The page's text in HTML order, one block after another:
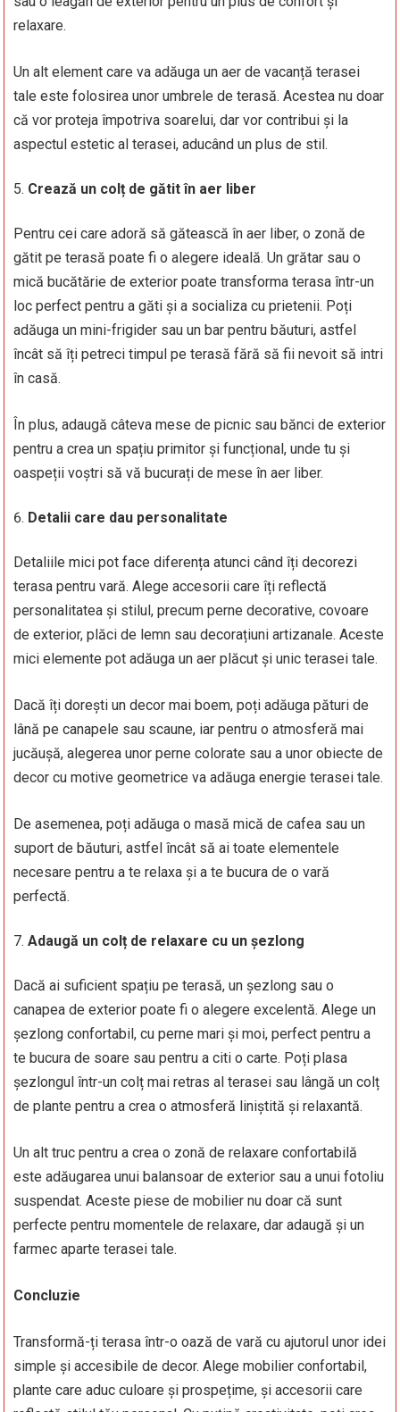
relaxare.
Un alt element care va adăuga un aer de vacanță terasei
tale este folosirea unor umbrele de terasă. Acestea nu doar
că vor proteja împotriva soarelui, dar vor contribui și la
aspectul estetic al terasei, aducând un plus de stil.
Crează un colț de gătit în aer liber
Pentru cei care adoră să gătească în aer liber, o zonă de
gătit pe terasă poate fi o alegere ideală. Un grătar sau o
mică bucătărie de exterior poate transforma terasa într-un
loc perfect pentru a găti și a socializa cu prietenii. Poți
adăuga un mini-frigider sau un bar pentru băuturi, astfel
încât să îți petreci timpul pe terasă fără să fii nevoit să intri
în casă.
În plus, adaugă câteva mese de picnic sau bănci de exterior
pentru a crea un spațiu primitor și funcțional, unde tu și
oaspeții voștri să vă bucurați de mese în aer liber.
Detalii care dau personalitate
Detaliile mici pot face diferența atunci când îți decorezi
terasa pentru vară. Alege accesorii care îți reflectă
personalitatea și stilul, precum perne decorative, covoare
de exterior, plăci de lemn sau decorațiuni artizanale. Aceste
mici elemente pot adăuga un aer plăcut și unic terasei tale.
Dacă îți dorești un decor mai boem, poți adăuga pături de
lână pe canapele sau scaune, iar pentru o atmosferă mai
jucăușă, alegerea unor perne colorate sau a unor obiecte de
decor cu motive geometrice va adăuga energie terasei tale.
De asemenea, poți adăuga o masă mică de cafea sau un
suport de băuturi, astfel încât să ai toate elementele
necesare pentru a te relaxa și a te bucura de o vară
perfectă.
Adaugă un colț de relaxare cu un șezlong
Dacă ai suficient spațiu pe terasă, un șezlong sau o
canapea de exterior poate fi o alegere excelentă. Alege un
șezlong confortabil, cu perne mari și moi, perfect pentru a
te bucura de soare sau pentru a citi o carte. Poți plasa
șezlongul într-un colț mai retras al terasei sau lângă un colț
de plante pentru a crea o atmosferă liniștită și relaxantă.
Un alt truc pentru a crea o zonă de relaxare confortabilă
este adăugarea unui balansoar de exterior sau a unui fotoliu
suspendat. Aceste piese de mobilier nu doar că sunt
perfecte pentru momentele de relaxare, dar adaugă și un
farmec aparte terasei tale.
Concluzie
Transformă-ți terasa într-o oază de vară cu ajutorul unor idei
simple și accesibile de decor. Alege mobilier confortabil,
plante care aduc culoare și prospețime, și accesorii care